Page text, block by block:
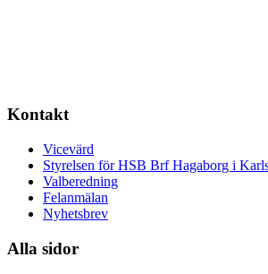
Kontakt
Vicevärd
Styrelsen för HSB Brf Hagaborg i
Valberedning
Felanmälan
Nyhetsbrev
Alla sidor